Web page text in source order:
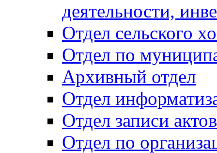
деятельности,
Отдел сельского
Отдел по
Архивный отдел
Отдел
Отдел записи
Отдел по